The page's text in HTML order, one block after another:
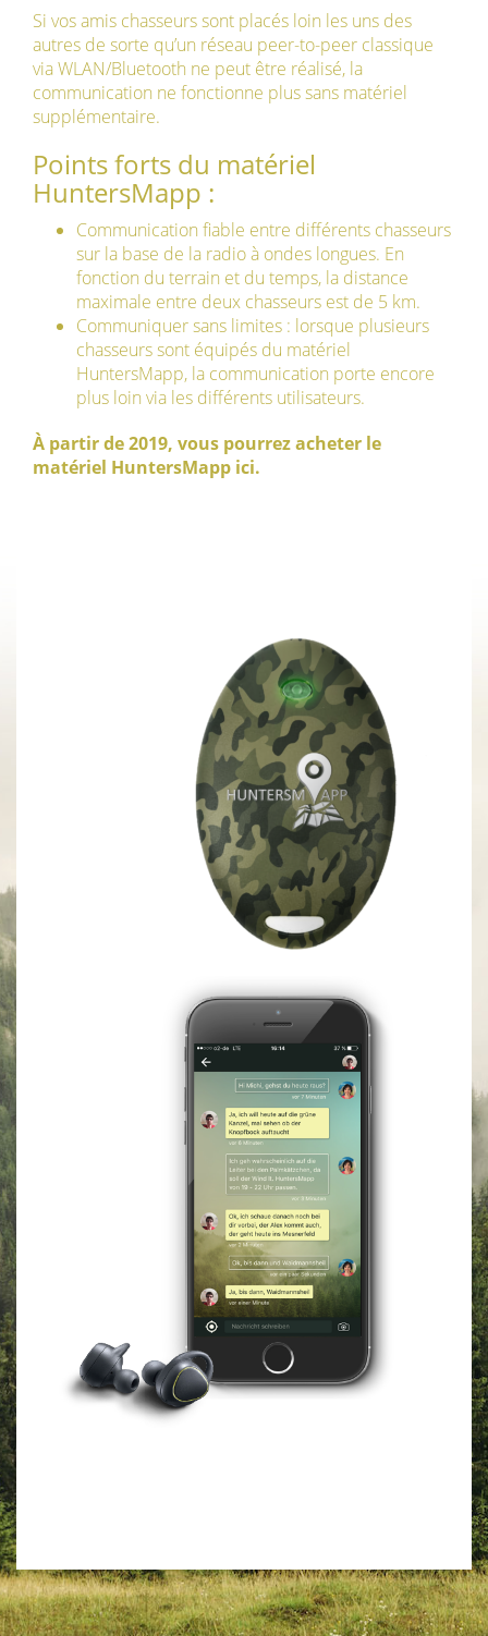
Si vos amis chasseurs sont placés loin les uns des
autres de sorte qu’un réseau peer-to-peer classique
via WLAN/Bluetooth ne peut être réalisé, la
communication ne fonctionne plus sans matériel
supplémentaire.
Points forts du matériel
HuntersMapp :
Communication fiable entre différents chasseurs
sur la base de la radio à ondes longues. En
fonction du terrain et du temps, la distance
maximale entre deux chasseurs est de 5 km.
Communiquer sans limites : lorsque plusieurs
chasseurs sont équipés du matériel
HuntersMapp, la communication porte encore
plus loin via les différents utilisateurs.
À partir de 2019, vous pourrez acheter le
matériel HuntersMapp ici.